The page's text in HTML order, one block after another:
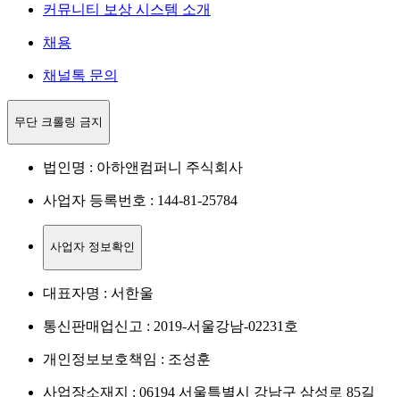
커뮤니티 보상 시스템 소개
채용
채널톡 문의
무단 크롤링 금지
법인명 : 아하앤컴퍼니 주식회사
사업자 등록번호 : 144-81-25784
사업자 정보확인
대표자명 : 서한울
통신판매업신고 : 2019-서울강남-02231호
개인정보보호책임 : 조성훈
사업장소재지 : 06194 서울특별시 강남구 삼성로 85길